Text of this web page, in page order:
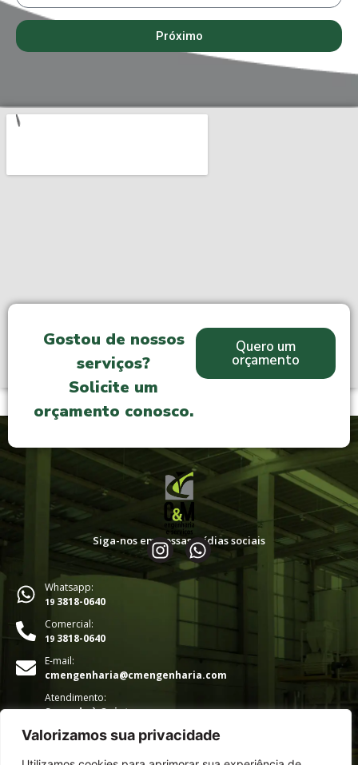
Valorizamos sua privacidade
Próximo
Gostou de nossos
serviços?
Solicite um
orçamento conosco.
Quero um
orçamento
Siga-nos em nossas mídias sociais
Whatsapp:
19 3818-0640
Comercial:
19 3818-0640
E-mail:
cmengenharia@cmengenharia.com
Atendimento:
Segunda à Quinta
07h00 - 17h00
Sexta